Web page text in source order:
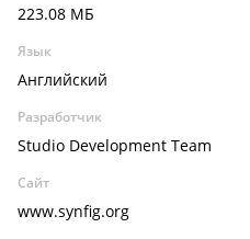
223.08 МБ
Язык
Английский
Разработчик
Studio Development Team
Сайт
www.synfig.org